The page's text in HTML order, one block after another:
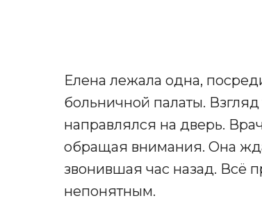
Елена лежала одна,
больничной палаты.
направлялся на дверь.
обращая внимания. Она
звонившая час назад. Всё
непонятным.